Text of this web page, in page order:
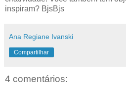
inspiram? BjsBjs
Ana Regiane Ivanski
Compartilhar
4 comentários: